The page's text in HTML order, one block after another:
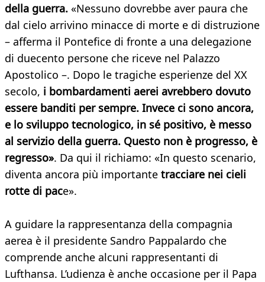
della guerra. «Nessuno dovrebbe aver paura che
dal cielo arrivino minacce di morte e di distruzione
– afferma il Pontefice di fronte a una delegazione
di duecento persone che riceve nel Palazzo
Apostolico –. Dopo le tragiche esperienze del XX
secolo, i bombardamenti aerei avrebbero dovuto
essere banditi per sempre. Invece ci sono ancora,
e lo sviluppo tecnologico, in sé positivo, è messo
al servizio della guerra. Questo non è progresso, è
regresso». Da qui il richiamo: «In questo scenario,
diventa ancora più importante tracciare nei cieli
rotte di pace».
A guidare la rappresentanza della compagnia
aerea è il presidente Sandro Pappalardo che
comprende anche alcuni rappresentanti di
Lufthansa. L’udienza è anche occasione per il Papa